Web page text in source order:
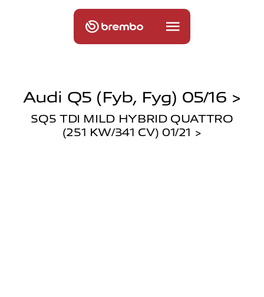
Audi Q5 (fyb, Fyg) 05/16 >
SQ5 TDI MILD HYBRID QUATTRO
(251 KW/341 CV) 01/21 >